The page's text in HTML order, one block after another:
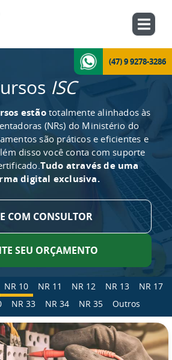
(47) 9 9278-3286
ISC
estãototalmente alinhados às
(NRs) do Ministério do
são práticos e eficientes e
disso você conta com suporte
Tudo através de uma
digital exclusiva.
COM CONSULTOR
SEU ORÇAMENTO
NR 10 NR 11 NR 12 NR 13
NR 17
NR 33 NR 34 NR 35 Outros